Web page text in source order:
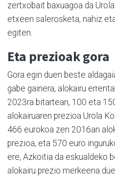
zertxobait baxuagoa da
etxeen salerosketa, nahiz
egiten.
Eta prezioak gora
Gora egin duen beste
gabe gainera, alokairu
2023ra bitartean, 100 eta
alokairuaren prezioa Urola
466 eurokoa zen 2016an
prezioa, eta 570 euro
ere, Azkoitia da eskualdeko
alokairu prezio merkeena